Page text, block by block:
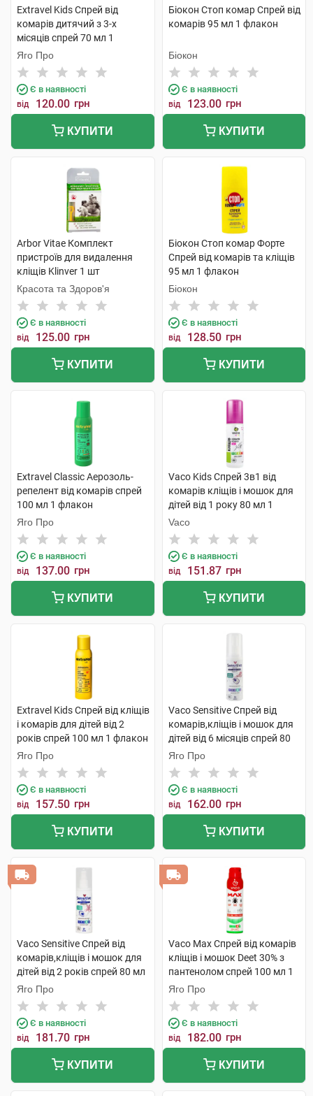
Extravel Kids Спрей від
комарів дитячий з 3-х
місяців спрей 70 мл 1
флакон
Яго Про
Є в наявності
від 120.00 грн
КУПИТИ
Біокон Стоп комар Спрей від
комарів 95 мл 1 флакон
Біокон
Є в наявності
від 123.00 грн
КУПИТИ
Arbor Vitae Комплект
пристроїв для видалення
кліщів Klinver 1 шт
Красота та Здоров'я
Є в наявності
від 125.00 грн
КУПИТИ
Біокон Стоп комар Форте
Спрей від комарів та кліщів
95 мл 1 флакон
Біокон
Є в наявності
від 128.50 грн
КУПИТИ
Extravel Classic Аерозоль-
репелент від комарів спрей
100 мл 1 флакон
Яго Про
Є в наявності
від 137.00 грн
КУПИТИ
Vaco Kids Cпрей 3в1 від
комарів кліщів і мошок для
дітей від 1 року 80 мл 1
балон
Vaco
Є в наявності
від 151.87 грн
КУПИТИ
Extravel Kids Спрей від кліщів
і комарів для дітей від 2
років спрей 100 мл 1 флакон
Яго Про
Є в наявності
від 157.50 грн
КУПИТИ
Vaco Sensitive Спрей від
комарів,кліщів і мошок для
дітей від 6 місяців спрей 80
мл 1 флакон
Яго Про
Є в наявності
від 162.00 грн
КУПИТИ
Vaco Sensitive Спрей від
комарів,кліщів і мошок для
дітей від 2 років спрей 80 мл
1 флакон
Яго Про
Є в наявності
від 181.70 грн
КУПИТИ
Vaco Max Спрей від комарів
кліщів і мошок Deet 30% з
пантенолом спрей 100 мл 1
флакон
Яго Про
Є в наявності
від 182.00 грн
КУПИТИ